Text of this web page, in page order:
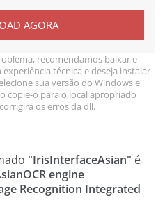
AGORA
recomendamos baixar e
técnica e deseja instalar
sua versão do Windows e
copie-o para o local apropriado
os erros da dll.
"IrisInterfaceAsian" é
engine
Recognition Integrated